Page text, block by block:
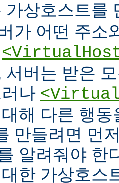
가상호스트를
가 어떤 주소
서버는 받은
나
해 다른 행
만들려면 먼
알려줘야 한
한 가상호스